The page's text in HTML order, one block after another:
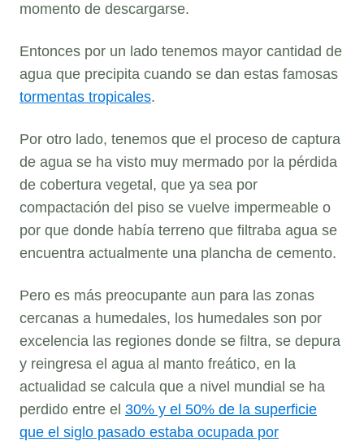
momento de descargarse.
Entonces por un lado tenemos mayor cantidad de
agua que precipita cuando se dan estas famosas
tormentas tropicales.
Por otro lado, tenemos que el proceso de captura
de agua se ha visto muy mermado por la pérdida
de cobertura vegetal, que ya sea por
compactación del piso se vuelve impermeable o
por que donde había terreno que filtraba agua se
encuentra actualmente una plancha de cemento.
Pero es más preocupante aun para las zonas
cercanas a humedales, los humedales son por
excelencia las regiones donde se filtra, se depura
y reingresa el agua al manto freático, en la
actualidad se calcula que a nivel mundial se ha
perdido entre el 30% y el 50% de la superficie
que el siglo pasado estaba ocupada por